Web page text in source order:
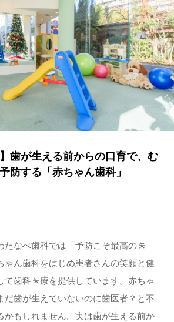
歯が生える前からの口育で、む
防する「赤ちゃん歯科」
たなべ歯科では「予防こそ最高の医
ゃん歯科をはじめ患者さんの笑顔と健
て歯科医療を提供しています。赤ちゃ
だ歯が生えていないのに歯医者？と不
かもしれません。実は歯が生える前か